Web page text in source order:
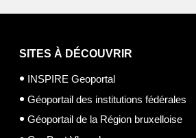
SITES À DÉCOUVRIR
INSPIRE Geoportal
Géoportail des institutions fédérales
Géoportail de la Région bruxelloise